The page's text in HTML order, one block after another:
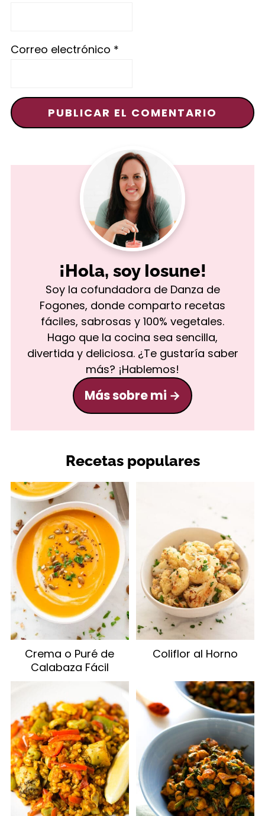
Correo electrónico *
¡Hola, soy Iosune!
Soy la cofundadora de Danza de
Fogones, donde comparto recetas
fáciles, sabrosas y 100% vegetales.
Hago que la cocina sea sencilla,
divertida y deliciosa. ¿Te gustaría saber
más? ¡Hablemos!
Más sobre mi
Recetas populares
Crema o Puré de
Calabaza Fácil
Coliflor al Horno